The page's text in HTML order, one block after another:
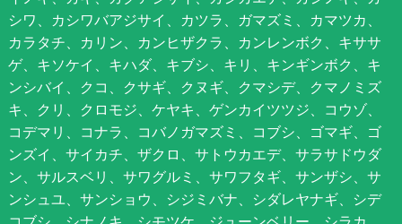
シワ、カシワバアジサイ、カツラ、ガマズミ、カマツカ、
カラタチ、カリン、カンヒザクラ、カンレンボク、キササ
ゲ、キソケイ、キハダ、キブシ、キリ、キンギンボク、キ
ンシバイ、クコ、クサギ、クヌギ、クマシデ、クマノミズ
キ、クリ、クロモジ、ケヤキ、ゲンカイツツジ、コウゾ、
コデマリ、コナラ、コバノガマズミ、コブシ、ゴマギ、ゴ
ンズイ、サイカチ、ザクロ、サトウカエデ、サラサドウダ
ン、サルスベリ、サワグルミ、サワフタギ、サンザシ、サ
ンシュユ、サンショウ、シジミバナ、シダレヤナギ、シデ